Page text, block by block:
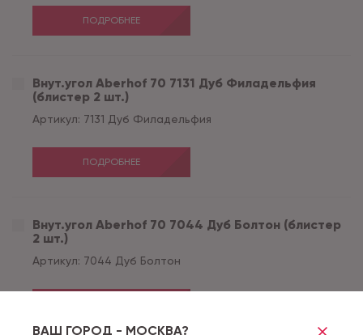
ВАШ ГОРОД - МОСКВА?
ПОДРОБНЕЕ
Внут.угол Aberhof 70 7131 Дуб Филадельфия
(блистер 2 шт.)
Артикул: 7131 Дуб Филадельфия
ПОДРОБНЕЕ
Внут.угол Aberhof 70 7044 Дуб Болтон (блистер
2 шт.)
Артикул: 7044 Дуб Болтон